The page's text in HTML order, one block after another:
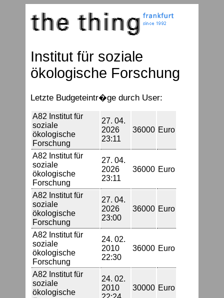
Institut für soziale
ökologische Forschung
Letzte Budgeteintr�ge durch User:
A82 Institut für
soziale
ökologische
Forschung
27. 04.
2026
23:11
36000 Euro
A82 Institut für
soziale
ökologische
Forschung
27. 04.
2026
23:11
36000 Euro
A82 Institut für
soziale
ökologische
Forschung
27. 04.
2026
23:00
36000 Euro
A82 Institut für
soziale
ökologische
Forschung
24. 02.
2010
22:30
36000 Euro
A82 Institut für
soziale
ökologische
24. 02.
2010
30000 Euro